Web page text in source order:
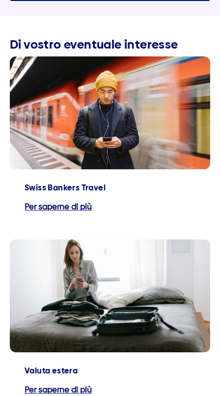
Di vostro eventuale interesse
Swiss Bankers Travel
Per saperne di più
Valuta estera
Per saperne di più